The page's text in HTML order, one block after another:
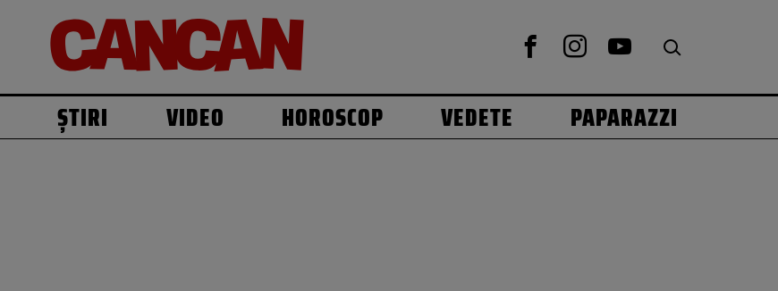
ȘTIRI VIDEO HOROSCOP VEDETE PAPARAZZI